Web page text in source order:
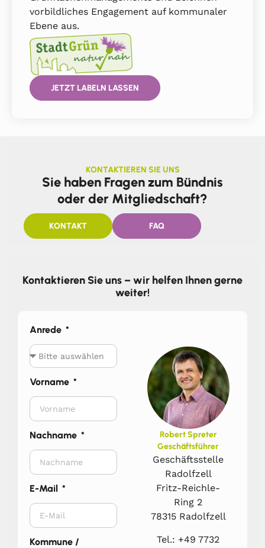
vorbildliches Engagement auf kommunaler
Ebene aus.
JETZT LABELN LASSEN
KONTAKTIEREN SIE UNS
Sie haben Fragen zum Bündnis
oder der Mitgliedschaft?
KONTAKT FAQ
Kontaktieren Sie uns – wir helfen Ihnen gerne
weiter!
Anrede
Vorname
Nachname
E-Mail
Kommune /
Robert Spreter
Geschäftsführer
Geschäftsstelle
Radolfzell
Fritz-Reichle-
Ring 2
78315 Radolfzell
Tel.: +49 7732